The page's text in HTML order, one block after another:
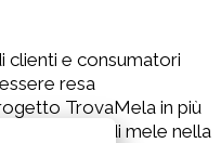
clienti e consumatori
resa
TrovaMela in più
di mele nella